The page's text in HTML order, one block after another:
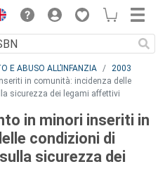
E ABUSO ALL’INFANZIA
2003
in comunità: incidenza delle
sicurezza dei legami affettivi
in minori inseriti in
condizioni di
sicurezza dei